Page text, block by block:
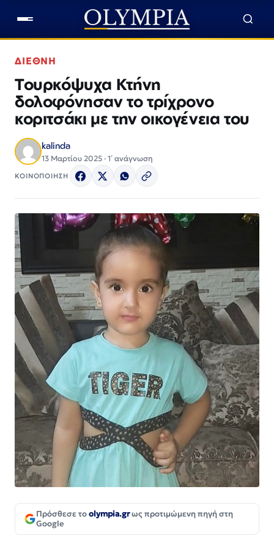
ΔΙΕΘΝΗ
Τουρκόψυχα Κτήνη
δολοφόνησαν το τρίχρονο
κοριτσάκι με την οικογένεια του
kalinda
13 Μαρτίου 2025 · 1΄ ανάγνωση
ΚΟΙΝΟΠΟΙΗΣΗ
Πρόσθεσε τοolympia.grως προτιμώμενη πηγή στη
Google